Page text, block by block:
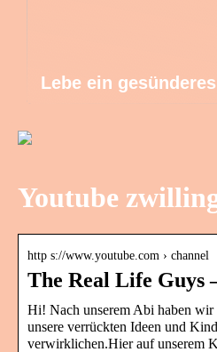
Lebe ein
Youtube
http s://www.youtube.com › channel
The Real Life Guys
Hi! Nach unserem Abi haben wir
unsere verrückten Ideen und
verwirklichen.Hier auf unserem